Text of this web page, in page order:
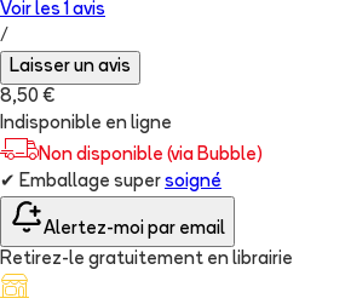
Voir les 1 avis
/
Laisser un avis
8,50 €
Indisponible en ligne
Non disponible (via Bubble)
✔ Emballage super soigné
Alertez-moi par email
Retirez-le gratuitement en librairie